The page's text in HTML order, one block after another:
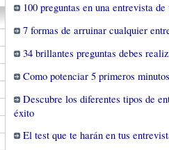
100 preguntas en una entrevista
7 formas de arruinar cualquier
34 brillantes preguntas debes
Como potenciar 5 primeros
Descubre los diferentes tipos de
éxito
El test que te harán en tus